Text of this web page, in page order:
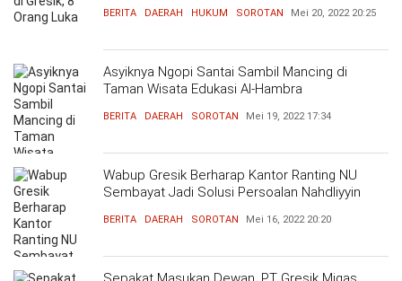
BERITA DAERAH HUKUM SOROTAN Mei 20, 2022 20:25
Asyiknya Ngopi Santai Sambil Mancing di
Taman Wisata Edukasi Al-Hambra
BERITA DAERAH SOROTAN Mei 19, 2022 17:34
Wabup Gresik Berharap Kantor Ranting NU
Sembayat Jadi Solusi Persoalan Nahdliyyin
BERITA DAERAH SOROTAN Mei 16, 2022 20:20